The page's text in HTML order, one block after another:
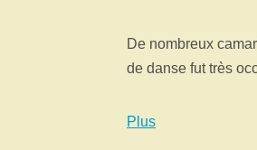
De nombreux
de danse fut très
Plus